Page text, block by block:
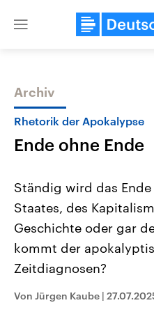
Close
Themen
Landtagswahl Sachsen-Anhalt
2026
Alle Informationen
Sachsen-Anhalt wählt am 6.
Landtag. Seit 2021 wird das
Archiv
Rhetorik der Apokalypse
Ende ohne Ende
Ständig wird das
Staates, des
Geschichte oder gar
kommt der
Zeitdiagnosen?
Von Jürgen Kaube |